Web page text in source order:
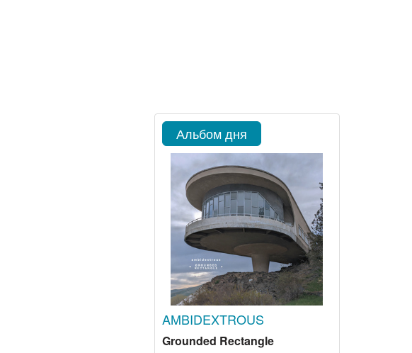
Альбом дня
AMBIDEXTROUS
Grounded Rectangle